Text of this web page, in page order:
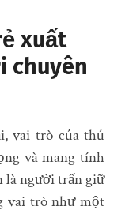
xuất
chuyên
vai trò của thủ
và mang tính
là người trấn giữ
vai trò như một